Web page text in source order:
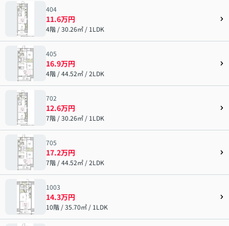
404
11.6万円
4階 / 30.26㎡ / 1LDK
405
16.9万円
4階 / 44.52㎡ / 2LDK
702
12.6万円
7階 / 30.26㎡ / 1LDK
705
17.2万円
7階 / 44.52㎡ / 2LDK
1003
14.3万円
10階 / 35.70㎡ / 1LDK